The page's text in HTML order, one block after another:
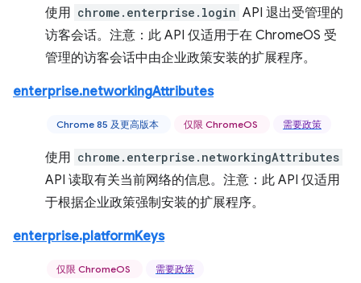
使用 chrome.enterprise.login API 退出受管理的
访客会话。注意：此 API 仅适用于在 ChromeOS 受
管理的访客会话中由企业政策安装的扩展程序。
enterprise.networkingAttributes
Chrome 85 及更高版本 仅限 ChromeOS 需要政策
使用 chrome.enterprise.networkingAttributes
API 读取有关当前网络的信息。注意：此 API 仅适用
于根据企业政策强制安装的扩展程序。
enterprise.platformKeys
仅限 ChromeOS 需要政策